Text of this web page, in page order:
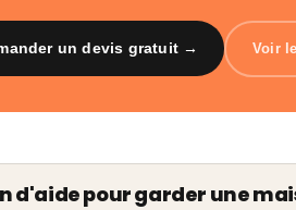
un devis gratuit → Voir
d'aide pour garder une